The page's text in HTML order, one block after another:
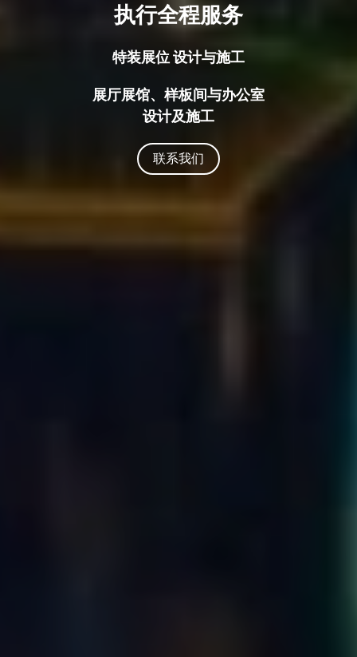
执行全程服务
特装展位 设计与施工
展厅展馆、样板间与办公室
设计及施工
联系我们